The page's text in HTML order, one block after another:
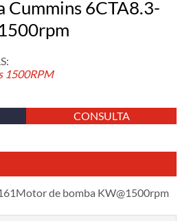
Cummins 6CTA8.3-
1500RPM
CONSULTA
de bomba KW@1500rpm